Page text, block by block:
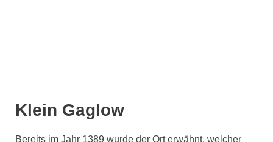
Klein Gaglow
Bereits im Jahr 1389 wurde der Ort erwähnt, welcher